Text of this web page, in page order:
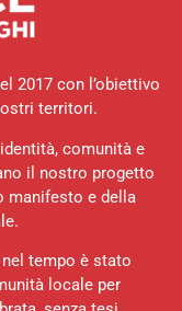
2017 con l’obiettivo
territori.
comunità e
il nostro progetto
manifesto e della
tempo è stato
locale per